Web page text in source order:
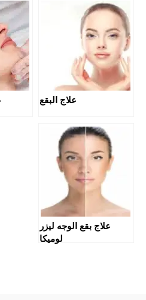
علاج البقع
علاج بقع الوجه ليزر
لوميكا